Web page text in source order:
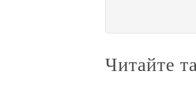
Читайте